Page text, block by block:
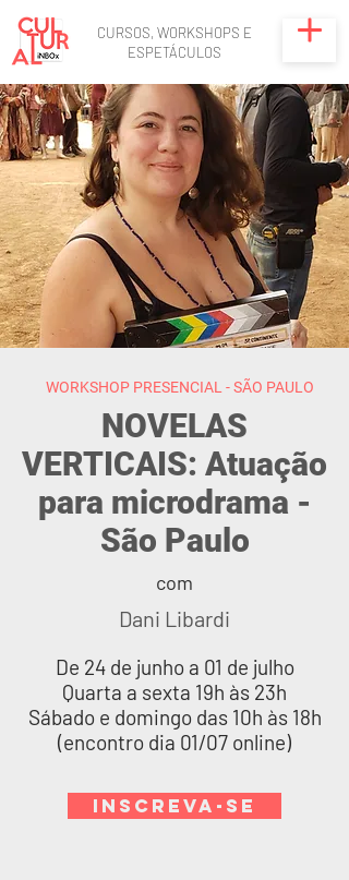
CURSOS, WORKSHOPS E
ESPETÁCULOS
WORKSHOP PRESENCIAL - SÃO PAULO
NOVELAS
VERTICAIS: Atuação
para microdrama -
São Paulo
com
Dani Libardi
De 24 de junho a 01 de julho
Quarta a sexta 19h às 23h
Sábado e domingo das 10h às 18h
(encontro dia 01/07 online)
INSCREVA-SE